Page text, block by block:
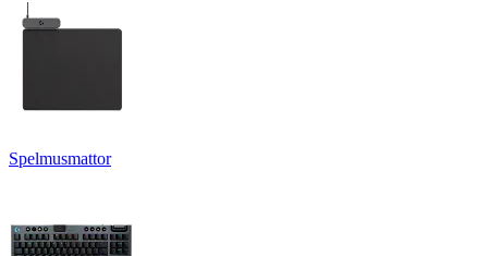
Spelmusmattor